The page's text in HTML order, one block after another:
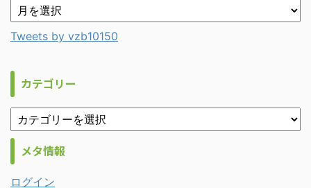
Tweets by vzb10150
カテゴリー
メタ情報
ログイン